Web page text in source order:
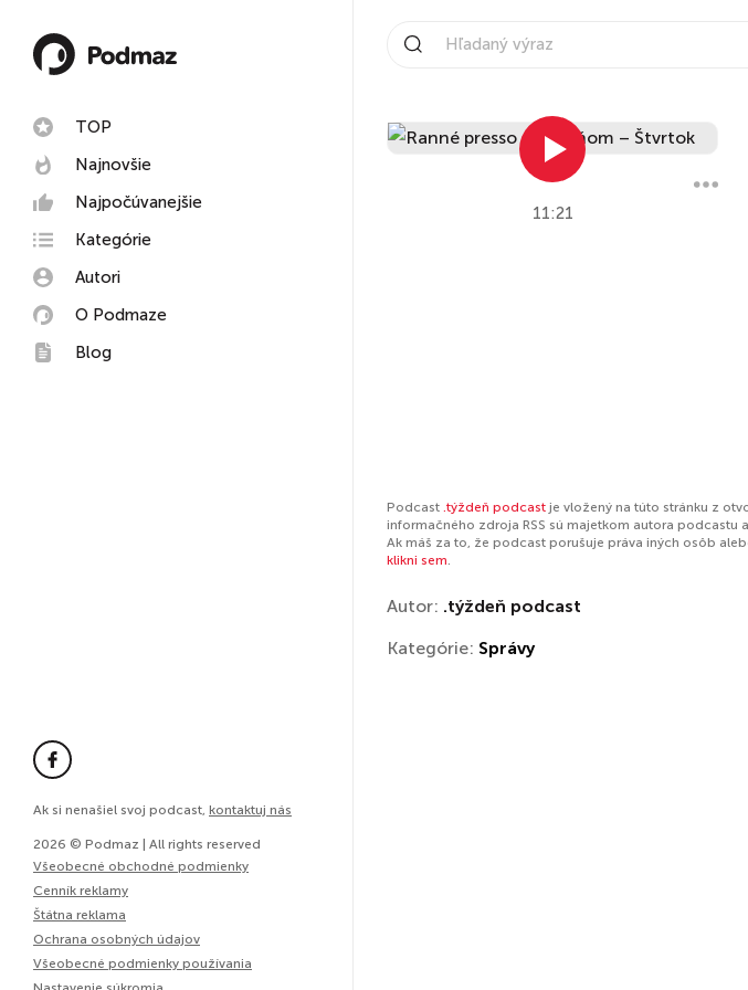
TOP
Najnovšie
Najpočúvanejšie
Kategórie
Autori
O Podmaze
Blog
Ak si nenašiel svoj podcast, kontaktuj nás
2026 © Podmaz | All rights reserved
Všeobecné obchodné podmienky
Cenník reklamy
Štátna reklama
Ochrana osobných údajov
Všeobecné podmienky používania
11:21
Podcast .týždeň podcast je vložený na túto stránku z
informačného zdroja RSS sú majetkom autora
Ak máš za to, že podcast porušuje práva iných osôb
klikni sem.
Autor: .týždeň podcast
Kategórie: Správy